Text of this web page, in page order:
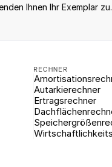
Ihnen Ihr Exemplar zu.
RECHNER
Autarkierechner
Ertragsrechner